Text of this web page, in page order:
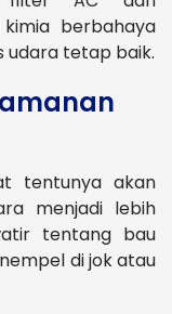
berbahaya
udara tetap baik.
tentunya akan
menjadi lebih
tentang bau
di jok atau